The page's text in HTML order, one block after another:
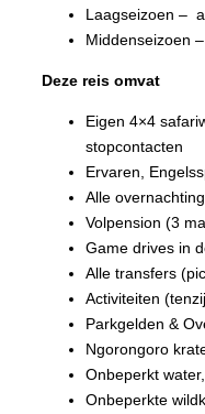
Laagseizoen –
Middenseizoen
Deze reis omvat
Eigen 4×4
stopcontacten
Ervaren,
Alle
Volpension (3
Game drives in
Alle transfers
Activiteiten
Parkgelden &
Ngorongoro
Onbeperkt
Onbeperkte